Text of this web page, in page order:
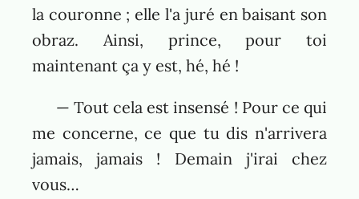
la couronne ; elle l'a juré en baisant son
obraz. Ainsi, prince, pour toi
maintenant ça y est, hé, hé !
— Tout cela est insensé ! Pour ce qui
me concerne, ce que tu dis n'arrivera
jamais, jamais ! Demain j'irai chez
vous…